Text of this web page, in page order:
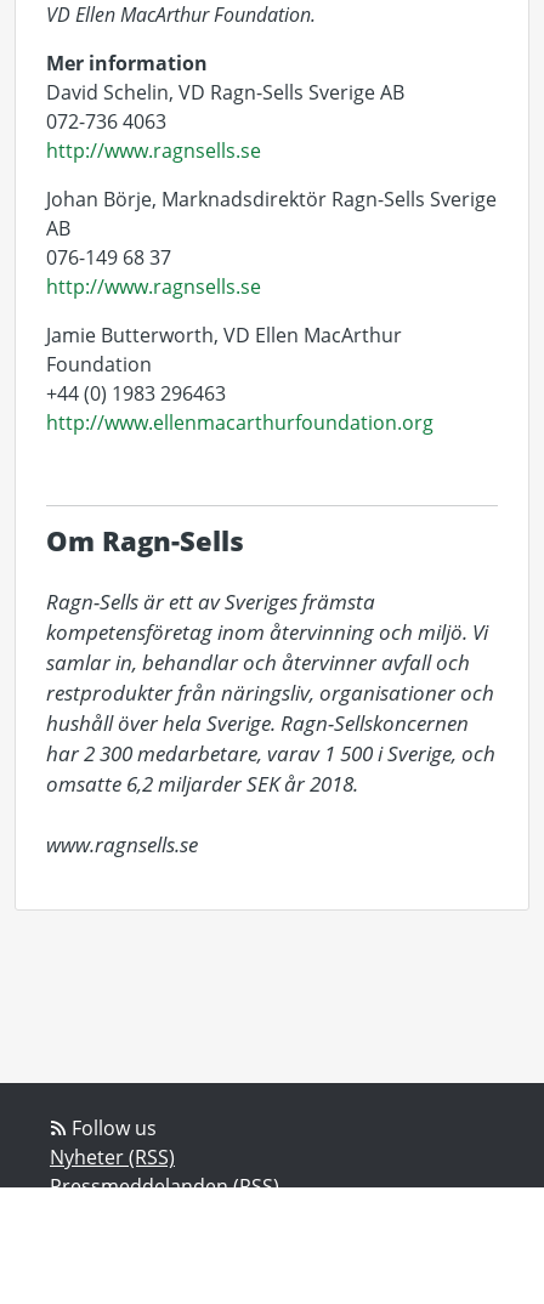
VD Ellen MacArthur Foundation.
Mer information
David Schelin, VD Ragn-Sells Sverige AB
072-736 4063
http://www.ragnsells.se
Johan Börje, Marknadsdirektör Ragn-Sells Sverige
AB
076-149 68 37
http://www.ragnsells.se
Jamie Butterworth, VD Ellen MacArthur
Foundation
+44 (0) 1983 296463
http://www.ellenmacarthurfoundation.org
Om Ragn-Sells
Ragn-Sells är ett av Sveriges främsta
kompetensföretag inom återvinning och miljö. Vi
samlar in, behandlar och återvinner avfall och
restprodukter från näringsliv, organisationer och
hushåll över hela Sverige. Ragn-Sellskoncernen
har 2 300 medarbetare, varav 1 500 i Sverige, och
omsatte 6,2 miljarder SEK år 2018.
www.ragnsells.se
Follow us
Nyheter (RSS)
Pressmeddelanden (RSS)